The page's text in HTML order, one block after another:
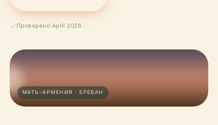
Проверено April 2026
МАТЬ-АРМЕНИЯ · ЕРЕВАН